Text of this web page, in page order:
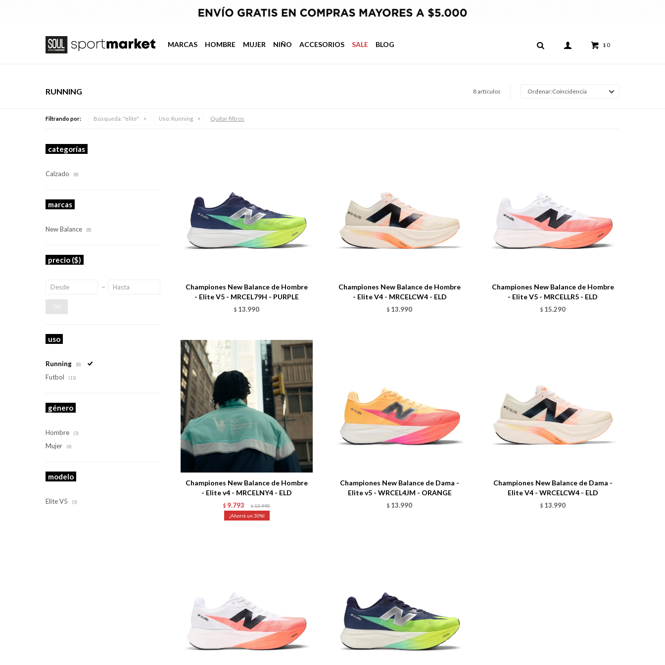
MARCAS HOMBRE MUJER NIÑO ACCESORIOS SALE BLOG $ 0
RUNNING 8 artículos Coincidencia
Filtrando por: Búsqueda: "elite" Uso: Running Quitar filtros
Championes New Balance de Hombre
- Elite V5 - MRCEL79H - PURPLE
$ 13.990
Championes New Balance de Hombre
- Elite V4 - MRCELCW4 - ELD
$ 13.990
Championes New Balance de Hombre
- Elite V5 - MRCELLR5 - ELD
$ 15.290
Championes New Balance de Hombre
- Elite v4 - MRCELNY4 - ELD
$ 9.793 $ 13.990
30
Championes New Balance de Dama -
Elite v5 - WRCEL4JM - ORANGE
$ 13.990
Championes New Balance de Dama -
Elite V4 - WRCELCW4 - ELD
$ 13.990
categorías
Calzado (8)
marcas
New Balance (8)
precio ($)
OK
uso
Running (8)
Futbol (11)
género
Hombre (3)
Mujer (4)
modelo
Elite V5 (5)